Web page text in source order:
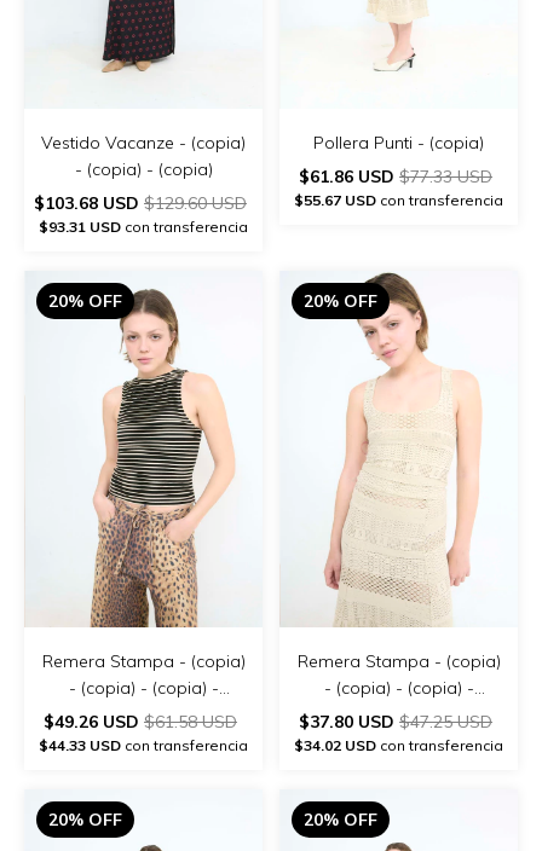
Vestido Vacanze - (copia)
- (copia) - (copia)
$103.68 USD $129.60 USD
$93.31 USD con transferencia
Pollera Punti - (copia)
$61.86 USD $77.33 USD
$55.67 USD con transferencia
20% OFF
Remera Stampa - (copia)
- (copia) - (copia) -
(copia) - (copia)
$49.26 USD $61.58 USD
$44.33 USD con transferencia
20% OFF
Remera Stampa - (copia)
- (copia) - (copia) -
(copia) - (copia) - (copia)
$37.80 USD $47.25 USD
$34.02 USD con transferencia
20% OFF 20% OFF